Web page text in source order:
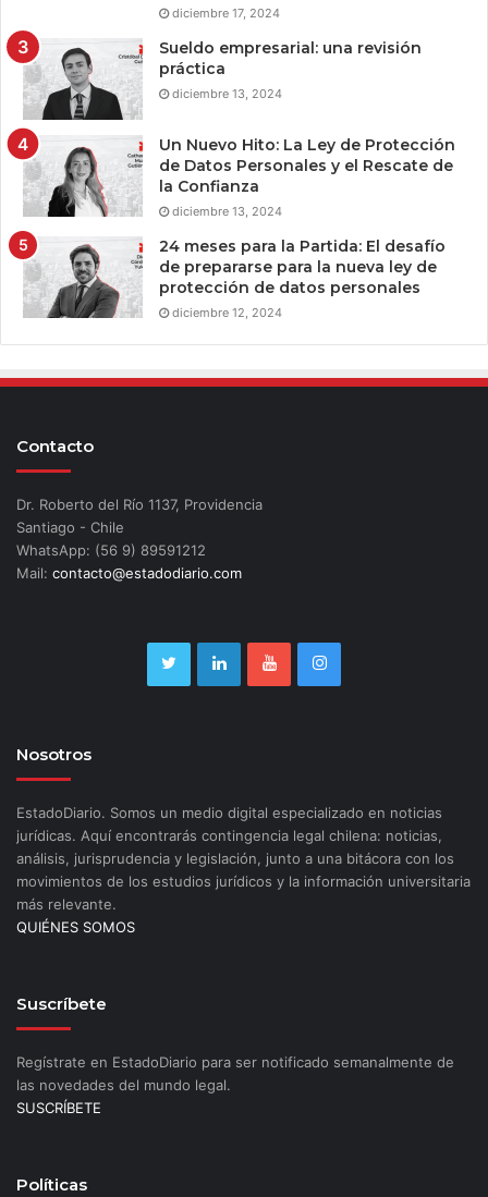
diciembre 17, 2024
Sueldo empresarial: una revisión
práctica
diciembre 13, 2024
Un Nuevo Hito: La Ley de Protección
de Datos Personales y el Rescate de
la Confianza
diciembre 13, 2024
24 meses para la Partida: El desafío
de prepararse para la nueva ley de
protección de datos personales
diciembre 12, 2024
Contacto
Dr. Roberto del Río 1137, Providencia
Santiago - Chile
WhatsApp: (56 9) 89591212
Mail: contacto@estadodiario.com
Nosotros
EstadoDiario. Somos un medio digital especializado en noticias
jurídicas. Aquí encontrarás contingencia legal chilena: noticias,
análisis, jurisprudencia y legislación, junto a una bitácora con los
movimientos de los estudios jurídicos y la información universitaria
más relevante.
QUIÉNES SOMOS
Suscríbete
Regístrate en EstadoDiario para ser notificado semanalmente de
las novedades del mundo legal.
SUSCRÍBETE
Políticas